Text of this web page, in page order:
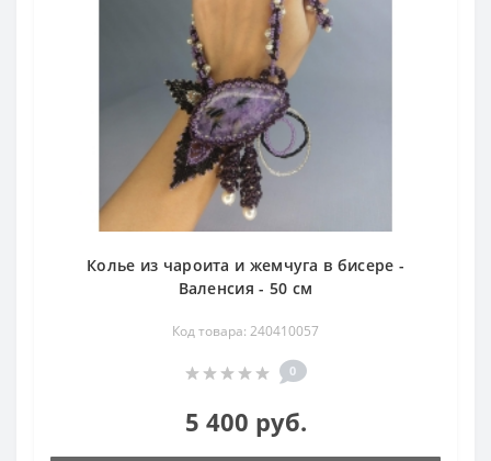
Колье из чароита и жемчуга в бисере -
Валенсия - 50 см
Код товара: 240410057
0
5 400 руб.